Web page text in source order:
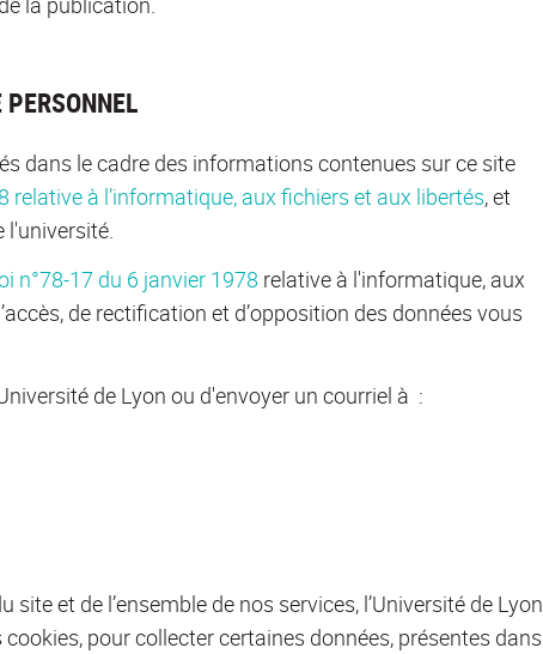
dans le cadre des informations contenues sur ce site
relative à l’informatique, aux fichiers et aux libertés, et
l'université.
n°78-17 du 6 janvier 1978 relative à l'informatique, aux
de rectification et d’opposition des données vous
de Lyon ou d'envoyer un courriel à :
et de l’ensemble de nos services, l’Université de Lyon
pour collecter certaines données, présentes dans